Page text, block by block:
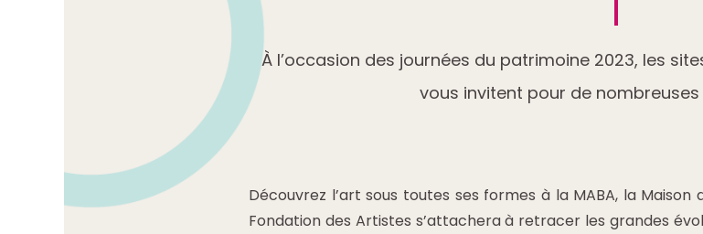
À l’occasion des journées du patrimoine 2023, les
vous invitent pour de
Découvrez l’art sous toutes ses formes à la MABA, la Maison
Fondation des Artistes s’attachera à retracer les grandes